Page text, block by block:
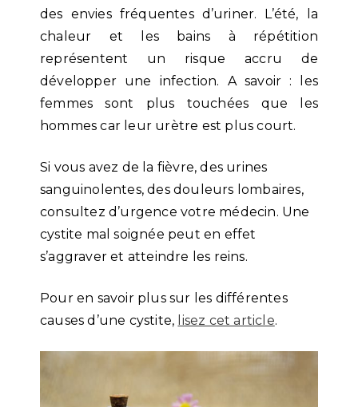
des envies fréquentes d’uriner. L’été, la
chaleur et les bains à répétition
représentent un risque accru de
développer une infection. A savoir : les
femmes sont plus touchées que les
hommes car leur urètre est plus court.
Si vous avez de la fièvre, des urines
sanguinolentes, des douleurs lombaires,
consultez d’urgence votre médecin. Une
cystite mal soignée peut en effet
s’aggraver et atteindre les reins.
Pour en savoir plus sur les différentes
causes d’une cystite, lisez cet article.